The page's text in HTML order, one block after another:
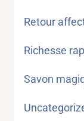
Retour
Richesse
Savon